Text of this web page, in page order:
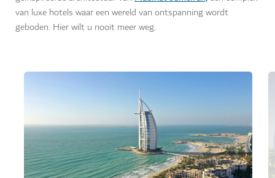
van luxe hotels waar een wereld van ontspanning wordt
geboden. Hier wilt u nooit meer weg.